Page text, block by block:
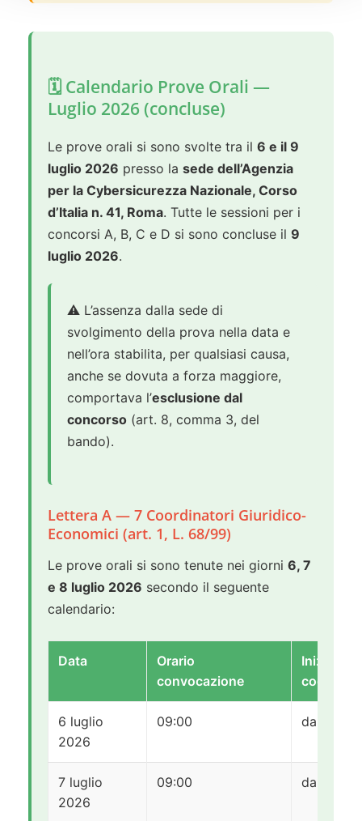
🗓️ Calendario Prove Orali —
Luglio 2026 (concluse)
Le prove orali si sono svolte tra il 6 e il 9
luglio 2026 presso la sede dell’Agenzia
per la Cybersicurezza Nazionale, Corso
d’Italia n. 41, Roma. Tutte le sessioni per i
concorsi A, B, C e D si sono concluse il 9
luglio 2026.
⚠️ L’assenza dalla sede di
svolgimento della prova nella data e
nell’ora stabilita, per qualsiasi causa,
anche se dovuta a forza maggiore,
comportava l’esclusione dal
concorso (art. 8, comma 3, del
bando).
Lettera A — 7 Coordinatori Giuridico-
Economici (art. 1, L. 68/99)
Le prove orali si sono tenute nei giorni 6, 7
e 8 luglio 2026 secondo il seguente
calendario:
Data
Orario
convocazione
Iniziali
cognomi
6 luglio
2026
09:00 da I a BI
7 luglio
2026
09:00 da BO a